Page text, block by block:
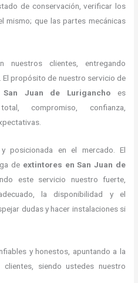
de conservación, verificar los
mismo; que las partes mecánicas
clientes, entregando
propósito de nuestro servicio de
Juan de Lurigancho es
compromiso, confianza,
posicionada en el mercado. El
de extintores en San Juan de
este servicio nuestro fuerte,
la disponibilidad y el
dudas y hacer instalaciones si
y honestos, apuntando a la
siendo ustedes nuestro